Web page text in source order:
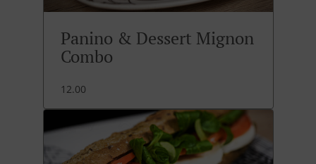
Panino & Dessert Mignon
Combo
12.00